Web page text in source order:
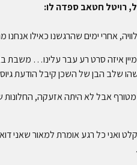
רויטל חטאב ספדה לו:
אחרי ימים שהרגשנו כאילו
איזה סרט רע עבר עלינו…
שלב הבן של השכן קיבל הודעת
מטורף אבל לא היתה אזעקה,